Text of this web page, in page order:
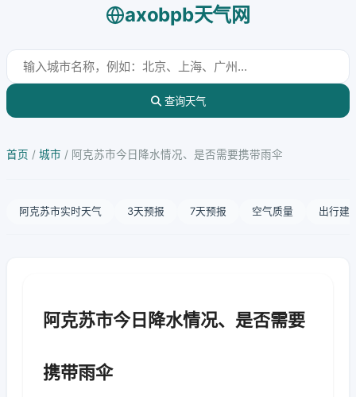
axobpb天气网
查询天气
首页 / 城市 / 阿克苏市今日降水情况、是否需要携带雨伞
阿克苏市实时天气 3天预报 7天预报 空气质量 出行建
阿克苏市今日降水情况、是否需要
携带雨伞